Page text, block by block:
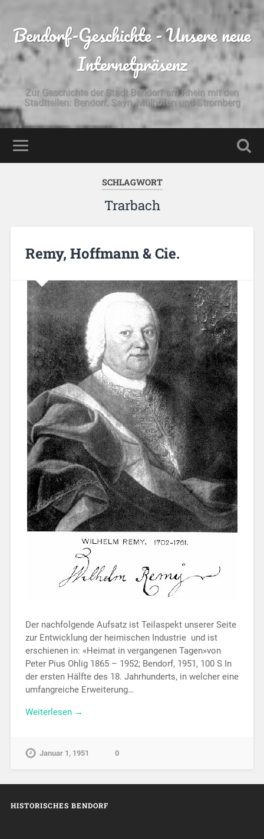
Bendorf-Geschichte - Unsere neue
Internetpräsenz
Zur Geschichte der Stadt Bendorf am Rhein mit den
Stadtteilen: Bendorf, Sayn, Mülhofen und Stromberg
SCHLAGWORT
Trarbach
Remy, Hoffmann & Cie.
Der nachfolgende Aufsatz ist Teilaspekt unserer Seite
zur Entwicklung der heimischen Industrie und ist
erschienen in: «Heimat in vergangenen Tagen»von
Peter Pius Ohlig 1865 – 1952; Bendorf, 1951, 100 S In
der ersten Hälfte des 18. Jahrhunderts, in welcher eine
umfangreiche Erweiterung…
Weiterlesen →
Januar 1, 1951 0
HISTORISCHES BENDORF